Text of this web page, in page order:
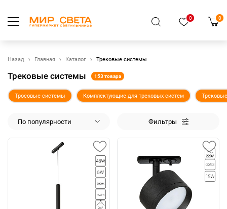
0 0
Назад Главная Каталог Трековые системы
Трековые системы 153 товара
Тросовые системы Комплектующие для трековых систем
По популярности Фильтры